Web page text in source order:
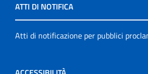
ATTI DI NOTIFICA
Atti di notificazione per pubblici